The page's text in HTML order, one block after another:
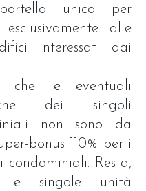
unico per
alle
interessati dai
che le eventuali
dei singoli
non sono da
bonus 110% per i
condominiali. Resta,
le singole unità